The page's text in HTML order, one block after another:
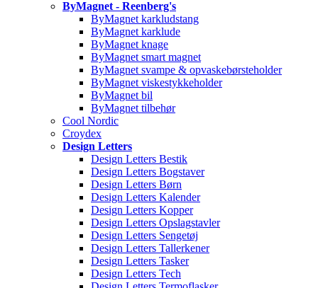
ByMagnet - Reenberg's
ByMagnet karkludstang
ByMagnet karklude
ByMagnet knage
ByMagnet smart magnet
ByMagnet svampe & opvaskebørsteholder
ByMagnet viskestykkeholder
ByMagnet bil
ByMagnet tilbehør
Cool Nordic
Croydex
Design Letters
Design Letters Bestik
Design Letters Bogstaver
Design Letters Børn
Design Letters Kalender
Design Letters Kopper
Design Letters Opslagstavler
Design Letters Sengetøj
Design Letters Tallerkener
Design Letters Tasker
Design Letters Tech